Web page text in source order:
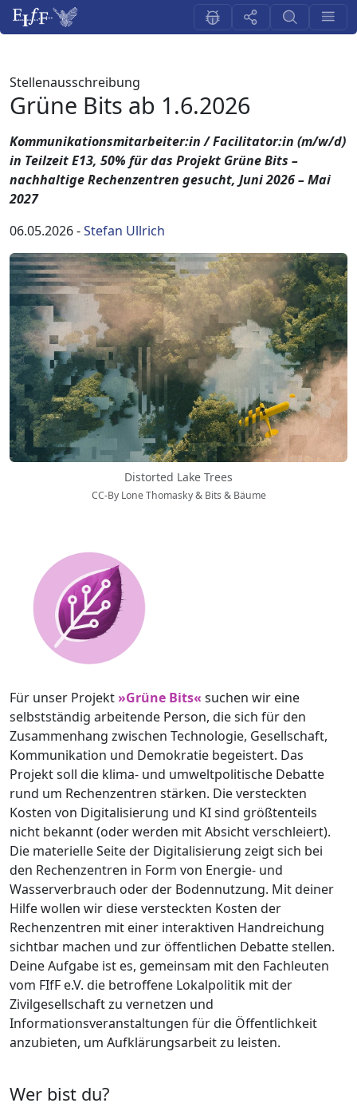
Stellenausschreibung
Grüne Bits ab 1.6.2026
Kommunikationsmitarbeiter:in / Facilitator:in (m/w/d)
in Teilzeit E13, 50% für das Projekt Grüne Bits –
nachhaltige Rechenzentren gesucht, Juni 2026 – Mai
2027
06.05.2026-Stefan Ullrich
Distorted Lake Trees
CC-By Lone Thomasky & Bits & Bäume
Für unser Projekt »Grüne Bits« suchen wir eine
selbstständig arbeitende Person, die sich für den
Zusammenhang zwischen Technologie, Gesellschaft,
Kommunikation und Demokratie begeistert. Das
Projekt soll die klima- und umweltpolitische Debatte
rund um Rechenzentren stärken. Die versteckten
Kosten von Digitalisierung und KI sind größtenteils
nicht bekannt (oder werden mit Absicht verschleiert).
Die materielle Seite der Digitalisierung zeigt sich bei
den Rechenzentren in Form von Energie- und
Wasserverbrauch oder der Bodennutzung. Mit deiner
Hilfe wollen wir diese versteckten Kosten der
Rechenzentren mit einer interaktiven Handreichung
sichtbar machen und zur öffentlichen Debatte stellen.
Deine Aufgabe ist es, gemeinsam mit den Fachleuten
vom FIfF e.V. die betroffene Lokalpolitik mit der
Zivilgesellschaft zu vernetzen und
Informationsveranstaltungen für die Öffentlichkeit
anzubieten, um Aufklärungsarbeit zu leisten.
Wer bist du?